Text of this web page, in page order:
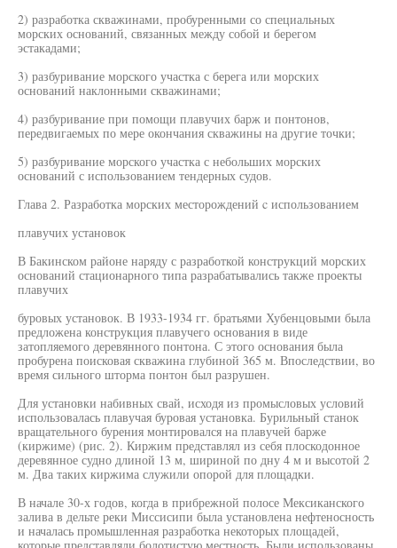
2) разработка скважинами, пробуренными со специальных
морских оснований, связанных между собой и берегом
эстакадами;
3) разбуривание морского участка с берега или морских
оснований наклонными скважинами;
4) разбуривание при помощи плавучих барж и понтонов,
передвигаемых по мере окончания скважины на другие точки;
5) разбуривание морского участка с небольших морских
оснований с использованием тендерных судов.
Глава 2. Разработка морских месторождений c использованием
плавучих установок
В Бакинском районе наряду с разработкой конструкций морских
оснований стационарного типа разрабатывались также проекты
плавучих
буровых установок. В 1933-1934 гг. братьями Хубенцовыми была
предложена конструкция плавучего основания в виде
затопляемого деревянного понтона. С этого основания была
пробурена поисковая скважина глубиной 365 м. Впоследствии, во
время сильного шторма понтон был разрушен.
Для установки набивных свай, исходя из промысловых условий
использовалась плавучая буровая установка. Бурильный станок
вращательного бурения монтировался на плавучей барже
(киржиме) (рис. 2). Киржим представлял из себя плоскодонное
деревянное судно длиной 13 м, шириной по дну 4 м и высотой 2
м. Два таких киржима служили опорой для площадки.
В начале 30-х годов, когда в прибрежной полосе Мексиканского
залива в дельте реки Миссисипи была установлена нефтеносность
и началась промышленная разработка некоторых площадей,